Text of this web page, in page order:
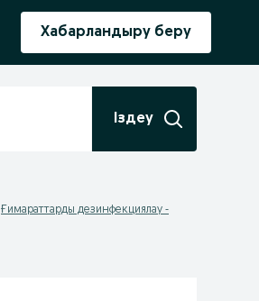
Хабарландыру беру
Іздеу
Ғимараттарды дезинфекциялау -